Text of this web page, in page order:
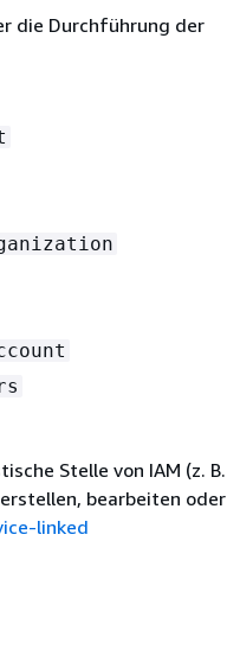
die Durchführung der
Stelle von IAM (z. B.
bearbeiten oder
linked